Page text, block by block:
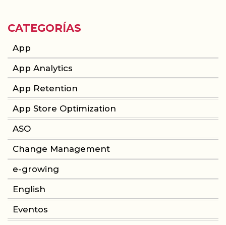
CATEGORÍAS
App
App Analytics
App Retention
App Store Optimization
ASO
Change Management
e-growing
English
Eventos